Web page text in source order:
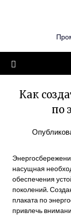
Как
по
насущная
обеспечения
поколений.
плаката по
привлечь